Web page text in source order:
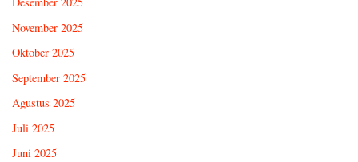
November 2025
Oktober 2025
September 2025
Agustus 2025
Juli 2025
Juni 2025